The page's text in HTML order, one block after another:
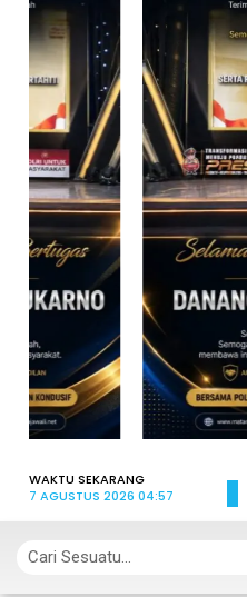
WAKTU SEKARANG
7 AGUSTUS 2026 04:57